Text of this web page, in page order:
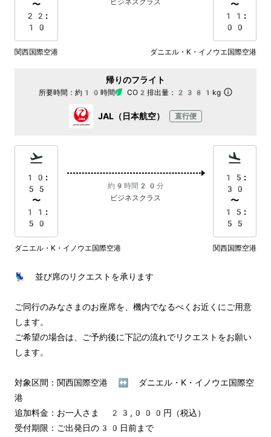
〜
22:
10
ビジネスクラス
〜
11:
00
関西国際空港 ダニエル・K・イノウエ国際空港
帰りのフライト
所要時間： 約10時間 CO2排出量： 2381kg
JAL（日本航空） 直行便
10:
55
〜
11:
50
約9時間20分
ビジネスクラス
15:
30
〜
15:
55
ダニエル・K・イノウエ国際空港 関西国際空港
💺 並び席のリクエストを承ります
ご同行のみなさまのお座席を、機内でなるべくお近くにご用意
します。
ご希望の場合は、ご予約後に下記の流れでリクエストをお願い
します。
対象区間：関西国際空港 ↔︎ ダニエル・K・イノウエ国際空
港
追加料金：お一人さま 23,000円（税込）
受付期限：ご出発日の30日前まで